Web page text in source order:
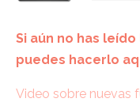
Si aún no has
puedes hacerlo
Video sobre nuevas